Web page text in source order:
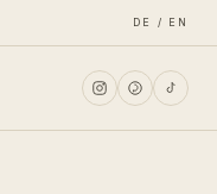
DE / EN